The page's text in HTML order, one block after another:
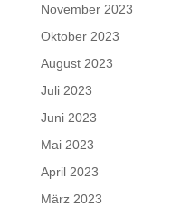
November 2023
Oktober 2023
August 2023
Juli 2023
Juni 2023
Mai 2023
April 2023
März 2023